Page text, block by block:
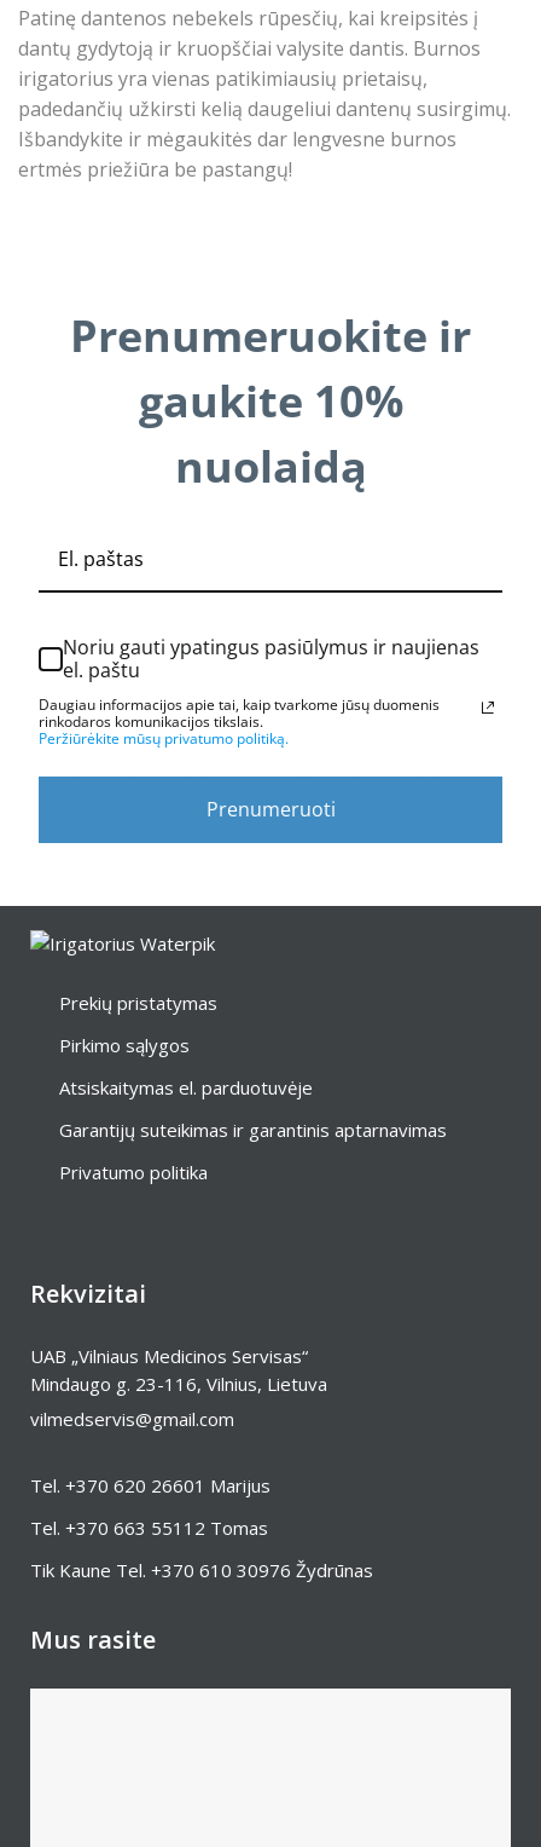
Patinę dantenos nebekels rūpesčių, kai kreipsitės į
dantų gydytoją ir kruopščiai valysite dantis. Burnos
irigatorius yra vienas patikimiausių prietaisų,
padedančių užkirsti kelią daugeliui dantenų susirgimų.
Išbandykite ir mėgaukitės dar lengvesne burnos
ertmės priežiūra be pastangų!
Prenumeruokite ir
gaukite 10%
nuolaidą
Noriu gauti ypatingus pasiūlymus ir naujienas
el. paštu
Daugiau informacijos apie tai, kaip tvarkome jūsų duomenis
rinkodaros komunikacijos tikslais.
Peržiūrėkite mūsų privatumo politiką.
Prenumeruoti
Prekių pristatymas
Pirkimo sąlygos
Atsiskaitymas el. parduotuvėje
Garantijų suteikimas ir garantinis aptarnavimas
Privatumo politika
Rekvizitai
UAB „Vilniaus Medicinos Servisas“
Mindaugo g. 23-116, Vilnius, Lietuva
vilmedservis@gmail.com
Tel. +370 620 26601 Marijus
Tel. +370 663 55112 Tomas
Tik Kaune Tel. +370 610 30976 Žydrūnas
Mus rasite